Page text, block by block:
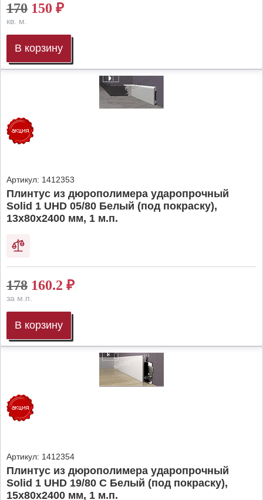
170 150 ₽
кв. м.
В корзину
Артикул: 1412353
Плинтус из дюрополимера ударопрочный
Solid 1 UHD 05/80 Белый (под покраску),
13х80х2400 мм, 1 м.п.
178 160.2 ₽
за м.п.
В корзину
Артикул: 1412354
Плинтус из дюрополимера ударопрочный
Solid 1 UHD 19/80 C Белый (под покраску),
15х80х2400 мм, 1 м.п.